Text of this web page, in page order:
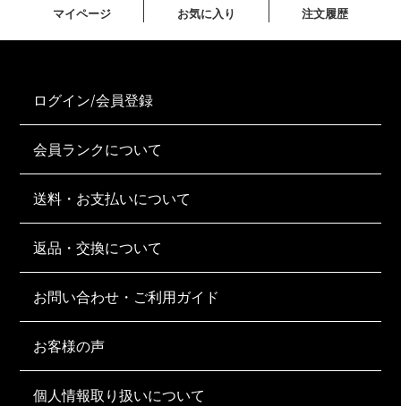
マイページ お気に入り 注文履歴
ログイン/会員登録
会員ランクについて
送料・お支払いについて
返品・交換について
お問い合わせ・ご利用ガイド
お客様の声
個人情報取り扱いについて